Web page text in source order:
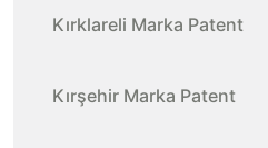
Kırklareli Marka Patent
Kırşehir Marka Patent